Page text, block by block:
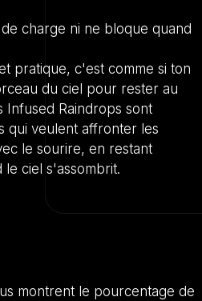
charge ni ne bloque quand
pratique, c'est comme si ton
du ciel pour rester au
Infused Raindrops sont
qui veulent affronter les
le sourire, en restant
le ciel s'assombrit.
montrent le pourcentage de